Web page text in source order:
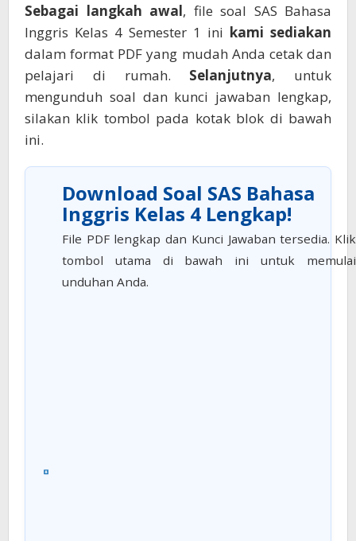
Sebagai langkah awal, file soal SAS Bahasa
Inggris Kelas 4 Semester 1 ini kami sediakan
dalam format PDF yang mudah Anda cetak dan
pelajari di rumah. Selanjutnya, untuk
mengunduh soal dan kunci jawaban lengkap,
silakan klik tombol pada kotak blok di bawah
ini.
Download Soal SAS Bahasa
Inggris Kelas 4 Lengkap!
File PDF lengkap dan Kunci Jawaban tersedia. Klik
tombol utama di bawah ini untuk memulai
unduhan Anda.